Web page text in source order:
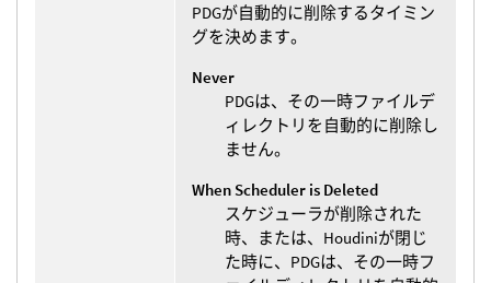
PDGが自動的に削除するタイミン
グを決めます。
Never
PDGは、その一時ファイルデ
ィレクトリを自動的に削除し
ません。
When Scheduler is Deleted
スケジューラが削除された
時、または、Houdiniが閉じ
た時に、PDGは、その一時フ